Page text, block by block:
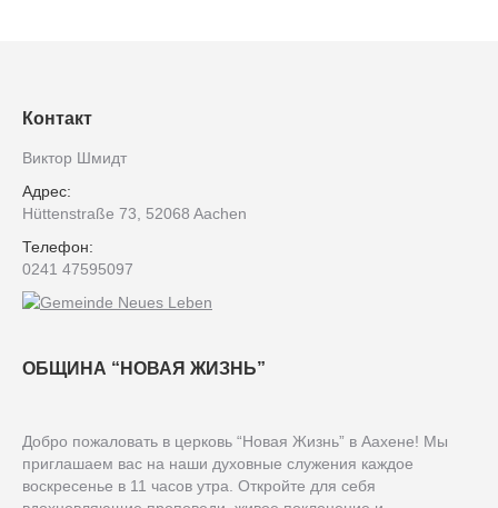
Контакт
Виктор Шмидт
Адрес:
Hüttenstraße 73, 52068 Aachen
Телефон:
0241 47595097
ОБЩИНА “НОВАЯ ЖИЗНЬ”
Добро пожаловать в церковь “Новая Жизнь” в Аахене! Мы
приглашаем вас на наши духовные служения каждое
воскресенье в 11 часов утра. Откройте для себя